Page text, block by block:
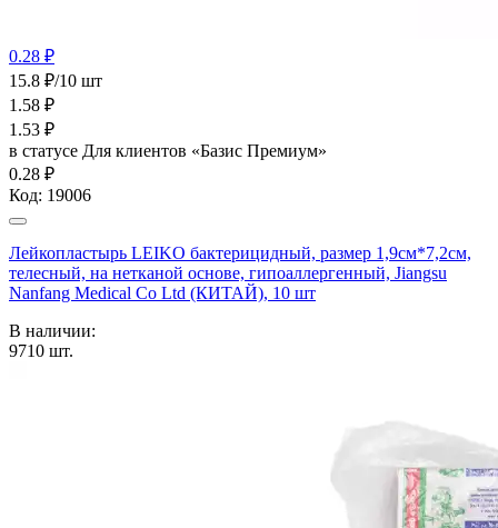
0.28 ₽
15.8 ₽/10 шт
1.58 ₽
1.53 ₽
в статусе Для клиентов «Базис Премиум»
0.28 ₽
Код: 19006
Лейкопластырь LEIKO бактерицидный, размер 1,9см*7,2см,
телесный, на нетканой основе, гипоаллергенный, Jiangsu
Nanfang Medical Co Ltd (КИТАЙ), 10 шт
В наличии:
9710 шт.